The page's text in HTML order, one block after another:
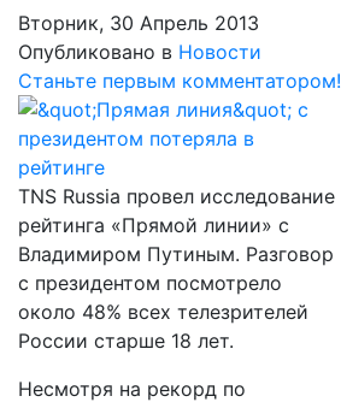
Вторник, 30 Апрель 2013
Опубликовано в Новости
Станьте первым комментатором!
TNS Russia провел исследование
рейтинга «Прямой линии» с
Владимиром Путиным. Разговор
с президентом посмотрело
около 48% всех телезрителей
России старше 18 лет.
Несмотря на рекорд по